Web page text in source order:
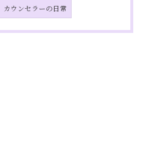
カウンセラーの日常